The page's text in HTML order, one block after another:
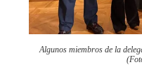
Algunos miembros de la